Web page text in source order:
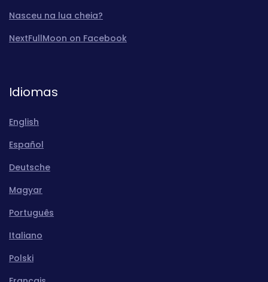
Nasceu na lua cheia?
NextFullMoon on Facebook
Idiomas
English
Español
Deutsche
Magyar
Português
Italiano
Polski